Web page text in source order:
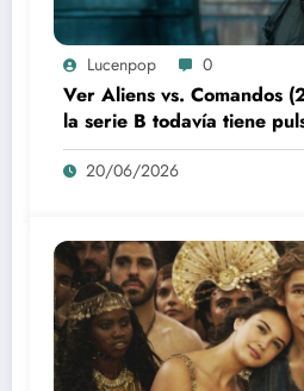
Lucenpop 0
Ver Aliens vs. Comandos
la serie B todavía tiene
20/06/2026